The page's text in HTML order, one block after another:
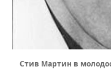
Стив Мартин в